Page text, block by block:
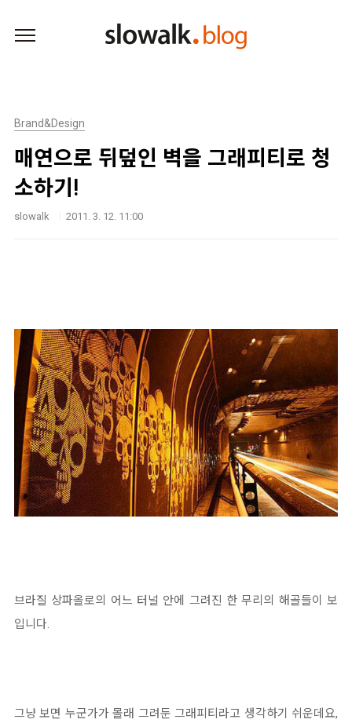
Brand&Design
매연으로 뒤덮인 벽을 그래피티로 청
소하기!
slowalk 2011. 3. 12. 11:00
브라질 상파올로의 어느 터널 안에 그려진 한 무리의 해골들이 보
입니다.
그냥 보면 누군가가 몰래 그려둔 그래피티라고 생각하기 쉬운데요,